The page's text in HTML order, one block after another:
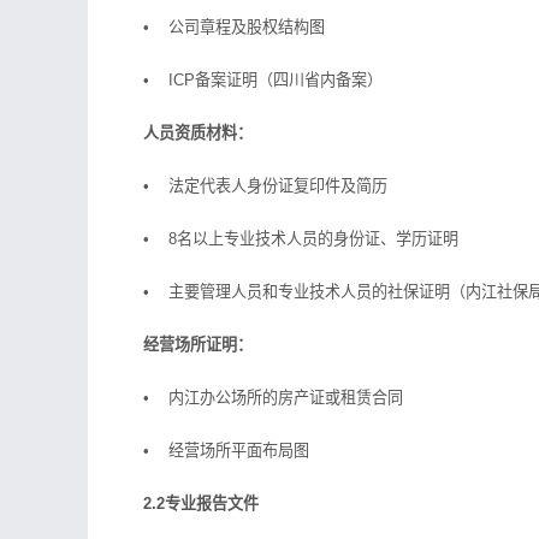
• 公司章程及股权结构图
• ICP备案证明（四川省内备案）
人员资质材料：
• 法定代表人身份证复印件及简历
• 8名以上专业技术人员的身份证、学历证明
• 主要管理人员和专业技术人员的社保证明（内江社保
经营场所证明：
• 内江办公场所的房产证或租赁合同
• 经营场所平面布局图
2.2专业报告文件